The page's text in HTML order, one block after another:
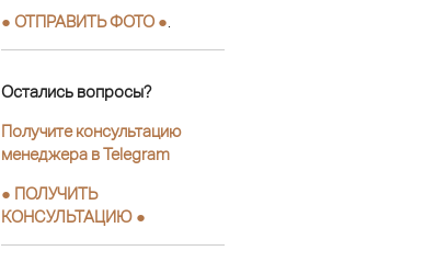
● ОТПРАВИТЬ ФОТО ●
Остались вопросы?
Получите консультацию
менеджера в Telegram
● ПОЛУЧИТЬ
КОНСУЛЬТАЦИЮ ●